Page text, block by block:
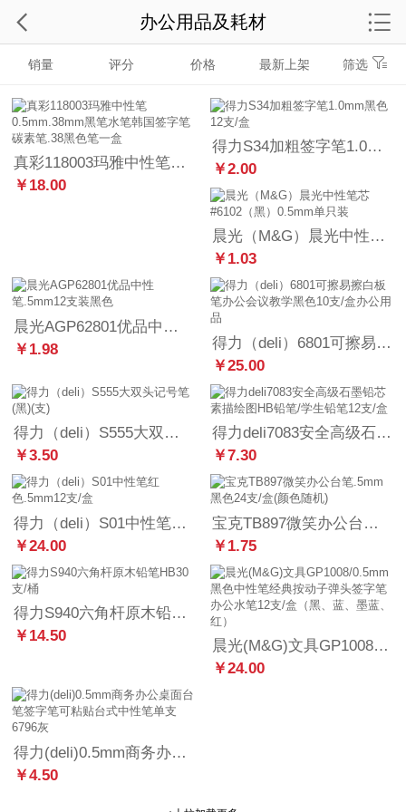
销量 评分 价格 最新上架 筛选
真彩118003玛雅中性笔0.5mm.38mm黑笔水笔韩国签字笔碳素笔.38黑色笔一盒
￥18.00
得力S34加粗签字笔1.0mm黑色12支/盒
￥2.00
晨光（M&G）晨光中性笔芯#6102（黑）0.5mm单只装
￥1.03
晨光AGP62801优品中性笔.5mm12支装黑色
￥1.98
得力（deli）6801可擦易擦白板笔办公会议教学黑色10支/盒办公用品
￥25.00
得力（deli）S555大双头记号笔(黑)(支)
￥3.50
得力deli7083安全高级石墨铅芯素描绘图HB铅笔/学生铅笔12支/盒
￥7.30
得力（deli）S01中性笔红色.5mm12支/盒
￥24.00
宝克TB897微笑办公台笔.5mm黑色24支/盒(颜色随机)
￥1.75
得力S940六角杆原木铅笔HB30支/桶
￥14.50
晨光(M&G)文具GP1008/0.5mm黑色中性笔经典按动子弹头签字笔办公水笔12支/盒（黑、蓝、墨蓝、红）
￥24.00
得力(deli)0.5mm商务办公桌面台笔签字笔可粘贴台式中性笔单支6796灰
￥4.50
办公用品及耗材